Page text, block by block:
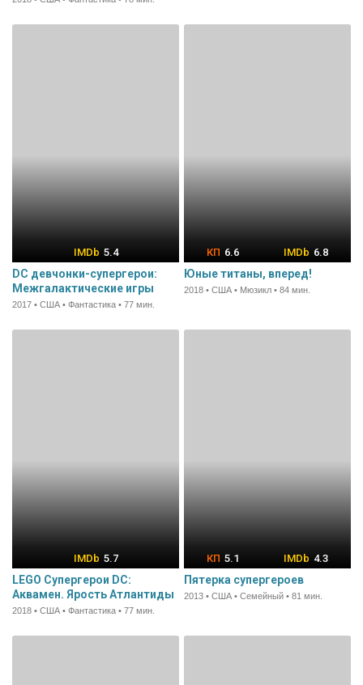
5.4
DC девчонки-супергерои:
Межгалактические игры
2017 • США • Фантастика • 77 мин.
6.6 6.8
Юные титаны, вперед!
2018 • США • Мюзикл • 84 мин.
5.7
LEGO Супергерои DC:
Аквамен. Ярость Атлантиды
2018 • США • Фантастика • 77 мин.
5.1 4.3
Пятерка супергероев
2013 • США • Семейный • 81 мин.